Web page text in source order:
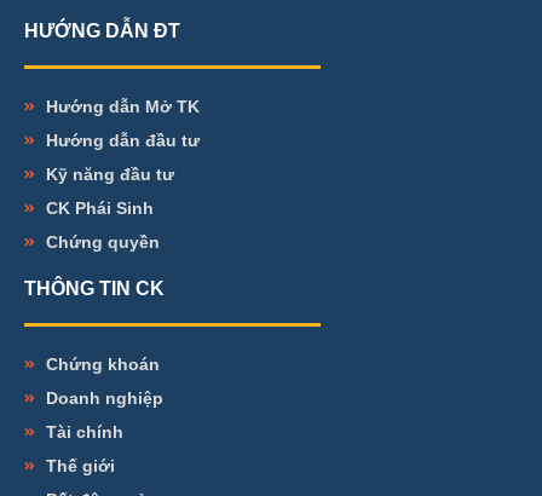
HƯỚNG DẪN ĐT
Hướng dẫn Mở TK
Hướng dẫn đầu tư
Kỹ năng đầu tư
CK Phái Sinh
Chứng quyền
THÔNG TIN CK
Chứng khoán
Doanh nghiệp
Tài chính
Thế giới